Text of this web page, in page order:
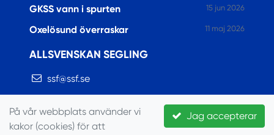
GKSS vann i spurten 15 jun 2026
Oxelösund överraskar 11 maj 2026
ALLSVENSKAN SEGLING
ssf@ssf.se
https://www.facebook.com/allsvenskansegling
Jag accepterar
På vår webbplats använder vi
kakor (cookies) för att